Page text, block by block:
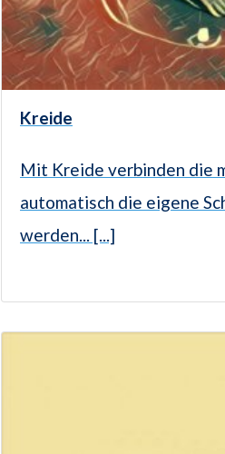
Kreide
Mit Kreide verbinden die
automatisch die eigene
werden... [...]